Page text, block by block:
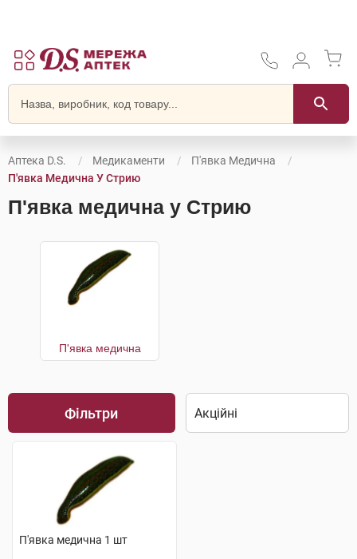
Аптека D.S. Медикаменти
П'явка Медична
П'явка Медична У Стрию
П'явка медична у Стрию
П'явка медична
Фільтри
П'явка медична 1 шт